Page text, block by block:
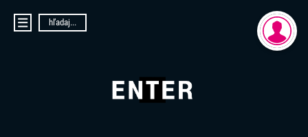
ENTER MICRO:BIT 3D CUP
hľadaj...